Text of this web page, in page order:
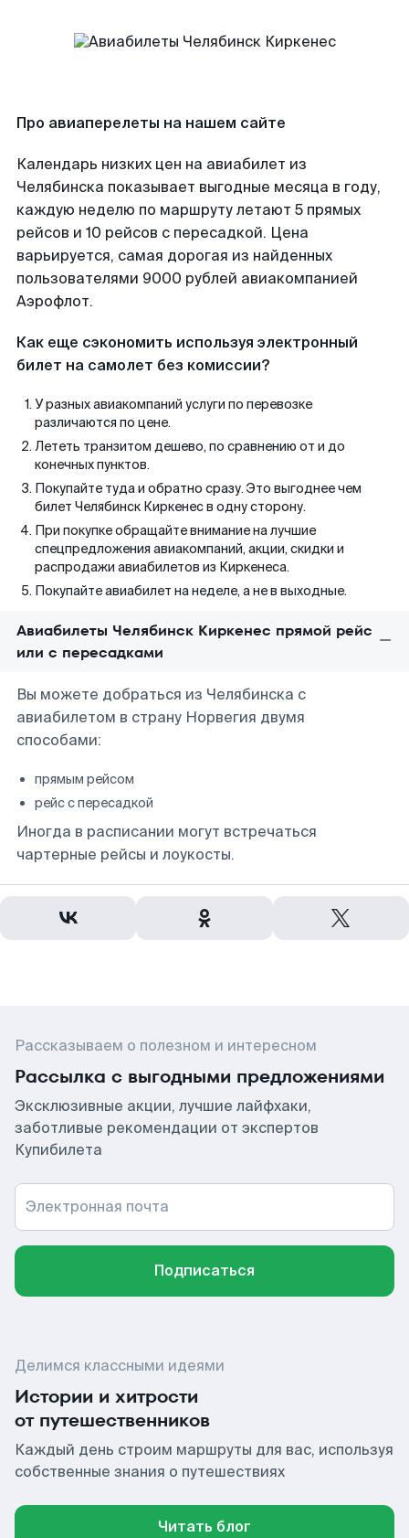
Про авиаперелеты на нашем сайте
Календарь низких цен на авиабилет из
Челябинска показывает выгодные месяца в году,
каждую неделю по маршруту летают 5 прямых
рейсов и 10 рейсов с пересадкой. Цена
варьируется, самая дорогая из найденных
пользователями 9000 рублей авиакомпанией
Аэрофлот.
Как еще сэкономить используя электронный
билет на самолет без комиссии?
У разных авиакомпаний услуги по перевозке
различаются по цене.
Лететь транзитом дешево, по сравнению от и до
конечных пунктов.
Покупайте туда и обратно сразу. Это выгоднее чем
билет Челябинск Киркенес в одну сторону.
При покупке обращайте внимание на лучшие
спецпредложения авиакомпаний, акции, скидки и
распродажи авиабилетов из Киркенеса.
Покупайте авиабилет на неделе, а не в выходные.
Авиабилеты Челябинск Киркенес прямой рейс
или с пересадками
Вы можете добраться из Челябинска с
авиабилетом в страну Норвегия двумя
способами:
прямым рейсом
рейс с пересадкой
Иногда в расписании могут встречаться
чартерные рейсы и лоукосты.
Рассказываем о полезном и интересном
Рассылка с выгодными предложениями
Эксклюзивные акции, лучшие лайфхаки,
заботливые рекомендации от экспертов
Купибилета
Электронная почта
Подписаться
Делимся классными идеями
Истории и хитрости
от путешественников
Каждый день строим маршруты для вас, используя
собственные знания о путешествиях
Читать блог